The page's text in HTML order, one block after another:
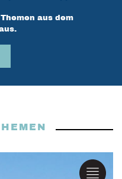
aus dem